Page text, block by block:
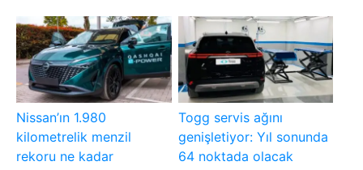
Nissan’ın 1.980
kilometrelik menzil
rekoru ne kadar
Togg servis ağını
genişletiyor: Yıl sonunda
64 noktada olacak